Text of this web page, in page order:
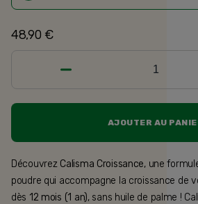
48,90 €
1
AJOUTER AU
Découvrez Calisma Croissance,une
poudre qui accompagne la croissance de
dès 12 mois (1 an), sans huile de palme !